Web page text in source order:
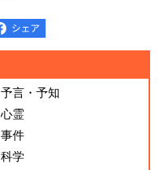
予言・予知
心霊
事件
科学